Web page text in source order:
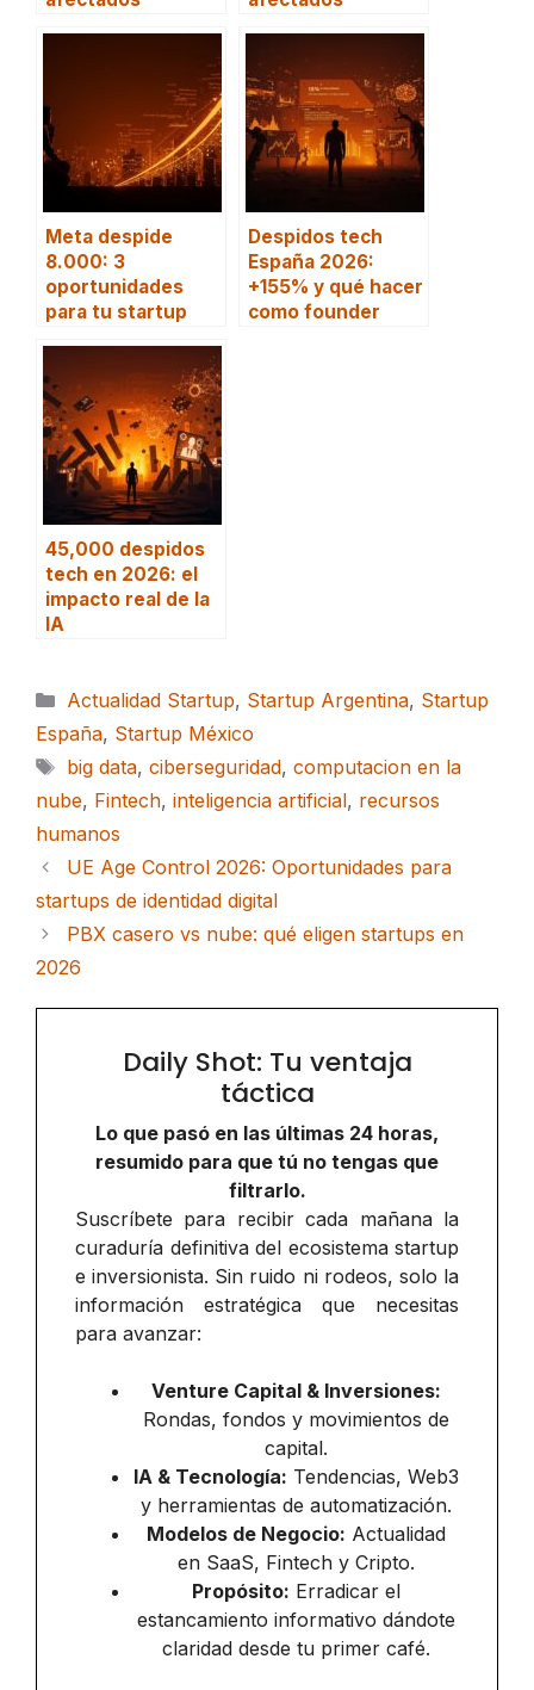
Meta despide
8.000: 3
oportunidades
para tu startup
Despidos tech
España 2026:
+155% y qué hacer
como founder
45,000 despidos
tech en 2026: el
impacto real de la
IA
Categorías
Actualidad Startup, Startup Argentina, Startup
España, Startup México
Etiquetas
big data, ciberseguridad, computacion en la
nube, Fintech, inteligencia artificial, recursos
humanos
UE Age Control 2026: Oportunidades para
startups de identidad digital
PBX casero vs nube: qué eligen startups en
2026
Daily Shot: Tu ventaja
táctica
Lo que pasó en las últimas 24 horas,
resumido para que tú no tengas que
filtrarlo.
Suscríbete para recibir cada mañana la
curaduría definitiva del ecosistema startup
e inversionista. Sin ruido ni rodeos, solo la
información estratégica que necesitas
para avanzar:
Venture Capital & Inversiones:
Rondas, fondos y movimientos de
capital.
IA & Tecnología: Tendencias, Web3
y herramientas de automatización.
Modelos de Negocio: Actualidad
en SaaS, Fintech y Cripto.
Propósito: Erradicar el
estancamiento informativo dándote
claridad desde tu primer café.